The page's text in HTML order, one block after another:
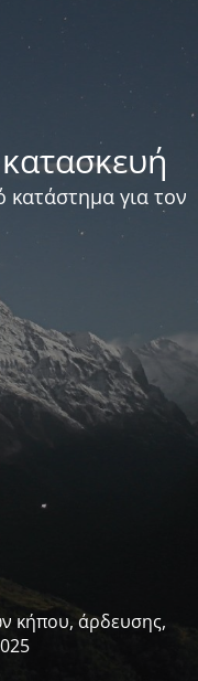
για τον
κήπου, άρδευσης,